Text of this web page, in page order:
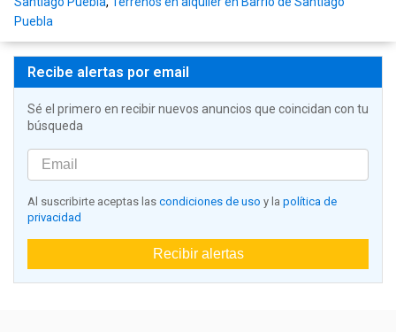
Puebla
Recibe alertas por email
Sé el primero en recibir nuevos anuncios que coincidan con tu
búsqueda
Al suscribirte aceptas las condiciones de uso y la política de
privacidad
Recibir alertas